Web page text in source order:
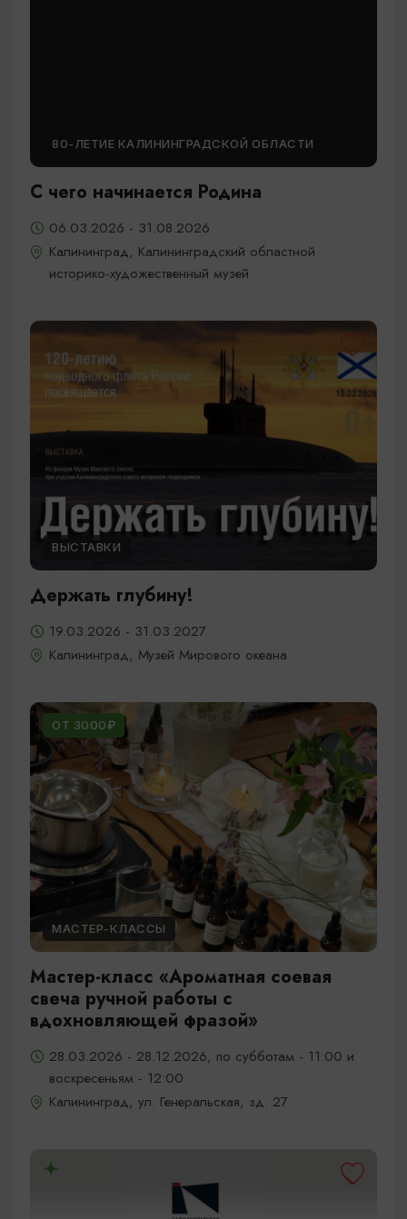
80-ЛЕТИЕ КАЛИНИНГРАДСКОЙ ОБЛАСТИ
С чего начинается Родина
06.03.2026 - 31.08.2026
Калининград, Калининградский областной
историко-художественный музей
ВЫСТАВКИ
Держать глубину!
19.03.2026 - 31.03.2027
Калининград, Музей Мирового океана
ОТ 3000₽
МАСТЕР-КЛАССЫ
Мастер-класс «Ароматная соевая
свеча ручной работы с
вдохновляющей фразой»
28.03.2026 - 28.12.2026, по субботам - 11:00 и
воскресеньям - 12:00
Калининград, ул. Генеральская, зд. 27